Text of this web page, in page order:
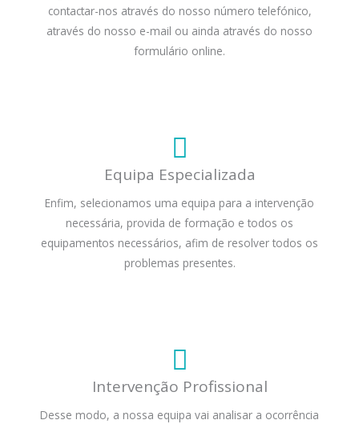
contactar-nos através do nosso número telefónico,
através do nosso e-mail ou ainda através do nosso
formulário online.
Equipa Especializada
Enfim, selecionamos uma equipa para a intervenção
necessária, provida de formação e todos os
equipamentos necessários, afim de resolver todos os
problemas presentes.
Intervenção Profissional
Desse modo, a nossa equipa vai analisar a ocorrência